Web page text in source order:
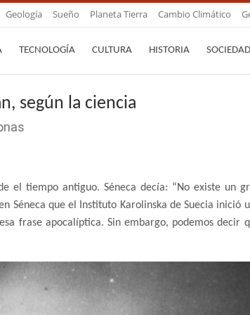
Geología Sueño Planeta Tierra Cambio Climático
TECNOLOGÍA CULTURA HISTORIA SOCIEDAD
según la ciencia
el tiempo antiguo. Séneca decía: “No existe un
Séneca que el Instituto Karolinska de Suecia inició
frase apocalíptica. Sin embargo, podemos decir